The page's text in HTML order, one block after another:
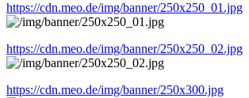
https://cdn.meo.de/img/banner/250x250_01.jpg
https://cdn.meo.de/img/banner/250x250_02.jpg
https://cdn.meo.de/img/banner/250x300.jpg